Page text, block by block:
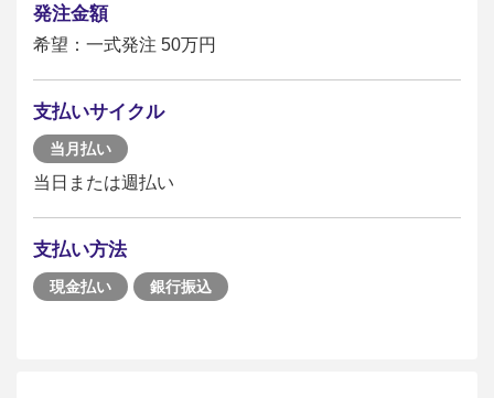
発注金額
希望：一式発注 50万円
支払いサイクル
当月払い
当日または週払い
支払い方法
現金払い 銀行振込